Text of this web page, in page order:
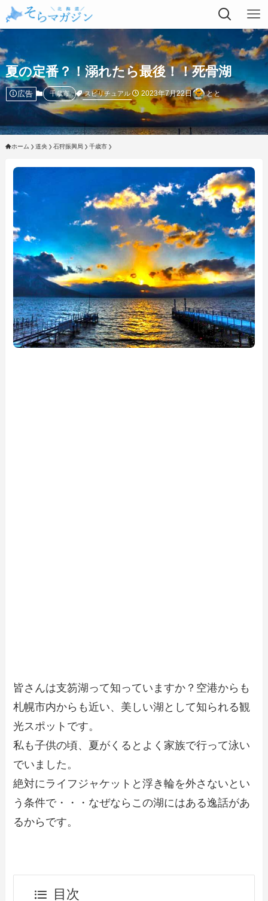
夏の定番？！溺れたら最後！！死骨湖
広告 千歳市 スピリチュアル 2023年7月22日 とと
ホーム 道央 石狩振興局 千歳市
皆さんは支笏湖って知っていますか？空港からも
札幌市内からも近い、美しい湖として知られる観
光スポットです。
私も子供の頃、夏がくるとよく家族で行って泳い
でいました。
絶対にライフジャケットと浮き輪を外さないとい
う条件で・・・なぜならこの湖にはある逸話があ
るからです。
目次